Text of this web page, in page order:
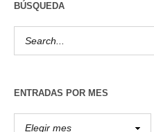
BÚSQUEDA
ENTRADAS POR MES